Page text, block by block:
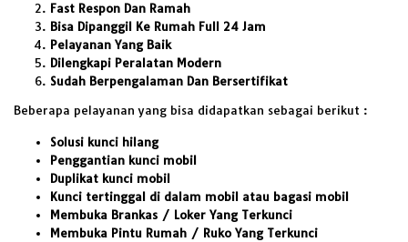
Fast Respon Dan Ramah
Bisa Dipanggil Ke Rumah Full 24 Jam
Pelayanan Yang Baik
Dilengkapi Peralatan Modern
Sudah Berpengalaman Dan Bersertifikat
Beberapa pelayanan yang bisa didapatkan sebagai berikut :
Solusi kunci hilang
Penggantian kunci mobil
Duplikat kunci mobil
Kunci tertinggal di dalam mobil atau bagasi mobil
Membuka Brankas / Loker Yang Terkunci
Membuka Pintu Rumah / Ruko Yang Terkunci